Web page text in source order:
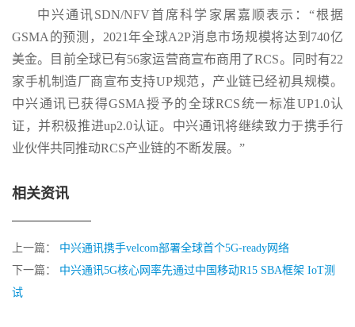
中兴通讯SDN/NFV首席科学家屠嘉顺表示：“根据
GSMA的预测，2021年全球A2P消息市场规模将达到740亿
美金。目前全球已有56家运营商宣布商用了RCS。同时有22
家手机制造厂商宣布支持UP规范，产业链已经初具规模。
中兴通讯已获得GSMA授予的全球RCS统一标准UP1.0认
证，并积极推进up2.0认证。中兴通讯将继续致力于携手行
业伙伴共同推动RCS产业链的不断发展。”
相关资讯
上一篇： 中兴通讯携手velcom部署全球首个5G-ready网络
下一篇： 中兴通讯5G核心网率先通过中国移动R15 SBA框架 IoT测
试